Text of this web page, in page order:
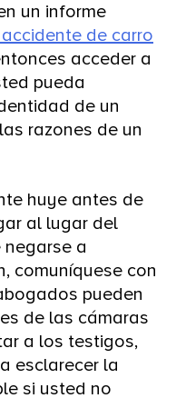
un informe
de carro
acceder a
pueda
de un
razones de un
huye antes de
al lugar del
a
comuníquese con
pueden
de las cámaras
a los testigos,
esclarecer la
si usted no